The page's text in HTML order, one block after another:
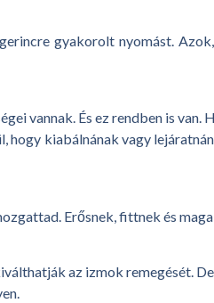
gyakorolt nyomást.
vannak. És ez rendben is
hogy kiabálnának vagy
Erősnek, fittnek és
az izmok remegését.